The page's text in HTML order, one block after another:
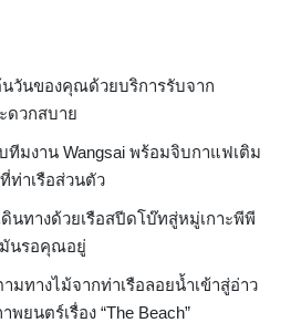
นวันของคุณด้วยบริการรับจาก
ดวกสบาย
ทีมงาน Wangsai พร้อมจิบกาแฟเติม
ท่าเรือส่วนตัว
ดินทางด้วยเรือสปีดโบ๊ทสู่หมู่เกาะพีพี
มันรอคุณอยู่
ามทางไม้จากท่าเรือลอยน้ำเข้าสู่อ่าว
ยนตร์เรื่อง “The Beach”